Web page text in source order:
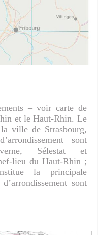
– voir carte de
et le Haut-Rhin. Le
ville de Strasbourg,
sont
Sélestat et
lieu du Haut-Rhin ;
la principale
sont